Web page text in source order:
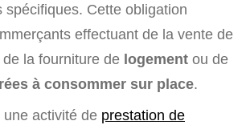
spécifiques. Cette obligation
effectuant de la vente de
de la fourniture de logement ou de
à consommer sur place.
activité de prestation de